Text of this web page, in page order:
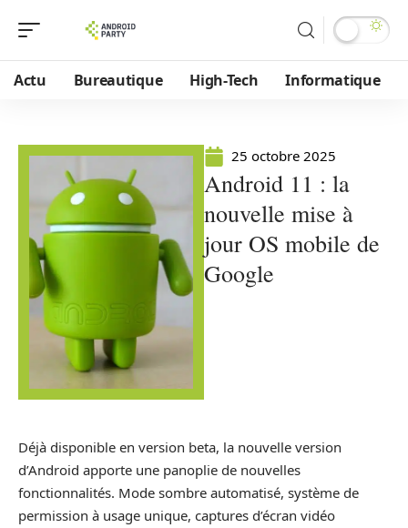
Actu Bureautique High-Tech Informatique
25 octobre 2025
Android 11 : la
nouvelle mise à
jour OS mobile de
Google
Déjà disponible en version beta, la nouvelle version
d’Android apporte une panoplie de nouvelles
fonctionnalités. Mode sombre automatisé, système de
permission à usage unique, captures d’écran vidéo